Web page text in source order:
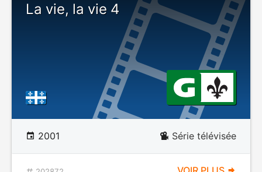
La vie, la vie 4
2001 Série télévisée